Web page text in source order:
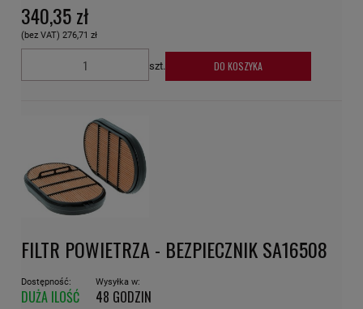
340,35 zł
(bez VAT) 276,71 zł
szt. DO KOSZYKA
FILTR POWIETRZA - BEZPIECZNIK SA16508
Dostępność:
DUŻA ILOŚĆ
Wysyłka w:
48 GODZIN